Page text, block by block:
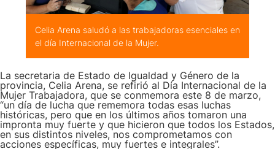
Celia Arena saludó a las trabajadoras esenciales en
el día Internacional de la Mujer.
La secretaria de Estado de Igualdad y Género de la
provincia, Celia Arena, se refirió al Día Internacional de la
Mujer Trabajadora, que se conmemora este 8 de marzo,
“un día de lucha que rememora todas esas luchas
históricas, pero que en los últimos años tomaron una
impronta muy fuerte y que hicieron que todos los Estados,
en sus distintos niveles, nos comprometamos con
acciones específicas, muy fuertes e integrales”.